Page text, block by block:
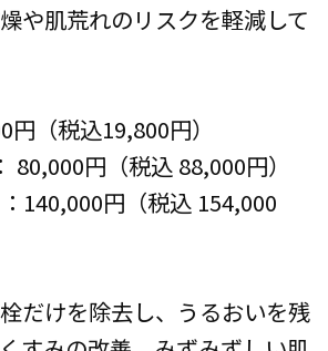
や肌荒れのリスクを軽減して
（税込19,800円）
80,000円（税込 88,000円）
140,000円（税込 154,000
だけを除去し、うるおいを残